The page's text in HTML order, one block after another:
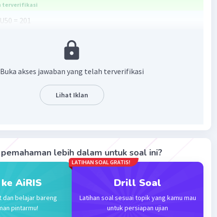
terverifikasi
= 201
aritmatika
= 21-
b ke U5
Buka akses jawaban yang telah terverifikasi
Lihat Iklan
lebih dalam untuk soal ini?
AiRIS
dan belajar bareng
pintarmu!
LATIHAN SOAL GRATIS!
Drill Soal
Latihan soal sesuai topik yang kamu mau
untuk persiapan ujian